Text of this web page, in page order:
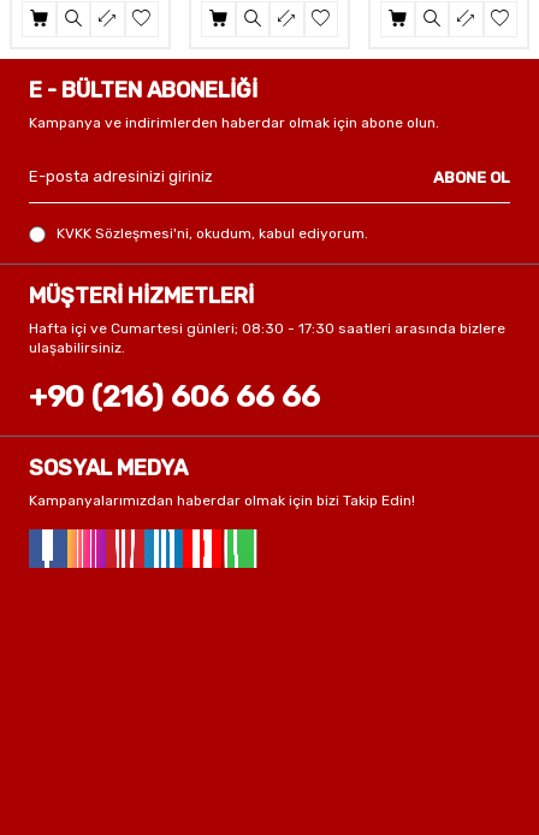
MÜŞTERİ HİZMETLERİ
Hafta içi ve Cumartesi günleri; 08:30 - 17:30 saatleri arasında bizlere
ulaşabilirsiniz.
+90 (216) 606 66 66
E - BÜLTEN ABONELİĞİ
Kampanya ve indirimlerden haberdar olmak için abone olun.
ABONE OL
KVKK Sözleşmesi'ni, okudum, kabul ediyorum.
SOSYAL MEDYA
Kampanyalarımızdan haberdar olmak için bizi Takip Edin!